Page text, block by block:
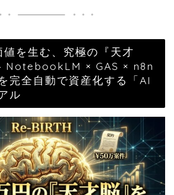
値を生む、究極の『天才
NotebookLM × GAS × n8n
完全自動で資産化する「AI
ル